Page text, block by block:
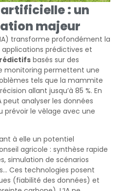
: un
majeur
transforme profondément la
prédictives et
basés sur des
monitoring permettent une
tels que la mammite
allant jusqu’à 85 %. En
peut analyser les données
le vêlage avec une
à elle un potentiel
agricole : synthèse rapide
simulation de scénarios
Ces technologies posent
(fiabilité des données) et